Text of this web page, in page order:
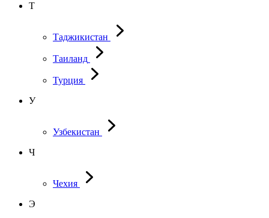
Т
Таджикистан
Таиланд
Турция
У
Узбекистан
Ч
Чехия
Э